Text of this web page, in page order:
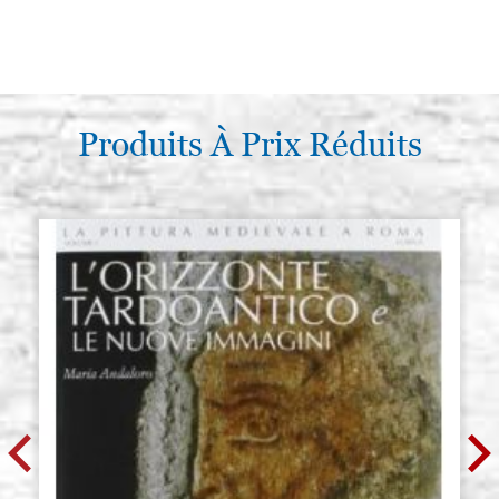
Produits À Prix Réduits